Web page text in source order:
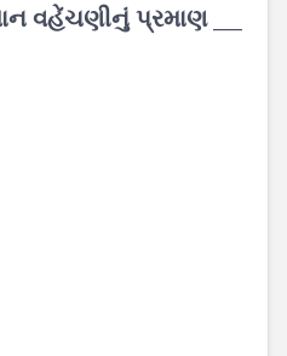
વહેંચણીનું પ્રમાણ ___